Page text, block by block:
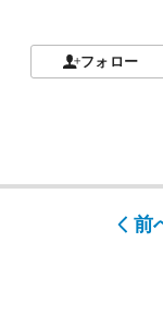
フォロー
前